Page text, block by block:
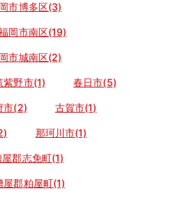
市博多区(3)
岡市南区(19)
市城南区(2)
紫野市(1) 春日市(5)
市(2) 古賀市(1)
那珂川市(1)
屋郡志免町(1)
屋郡粕屋町(1)